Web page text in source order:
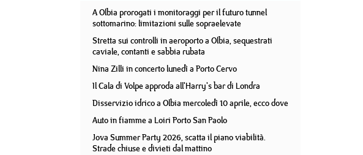
A Olbia prorogati i monitoraggi per il futuro tunnel
sottomarino: limitazioni sulle sopraelevate
Stretta sui controlli in aeroporto a Olbia, sequestrati
caviale, contanti e sabbia rubata
Nina Zilli in concerto lunedì a Porto Cervo
Il Cala di Volpe approda all'Harry's bar di Londra
Disservizio idrico a Olbia mercoledì 10 aprile, ecco dove
Auto in fiamme a Loiri Porto San Paolo
Jova Summer Party 2026, scatta il piano viabilità.
Strade chiuse e divieti dal mattino